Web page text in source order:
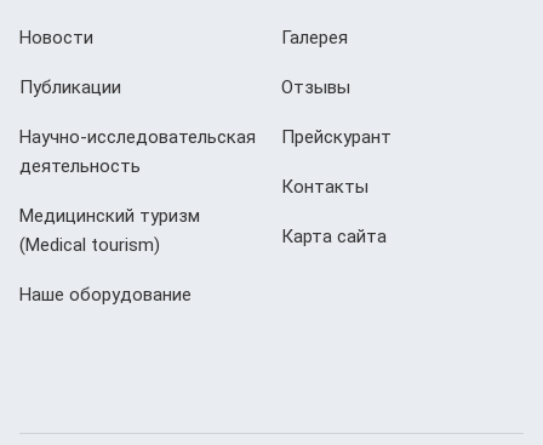
Новости
Публикации
Научно-исследовательская
деятельность
Медицинский туризм
(Мedical tourism)
Наше оборудование
Галерея
Отзывы
Прейскурант
Контакты
Карта сайта